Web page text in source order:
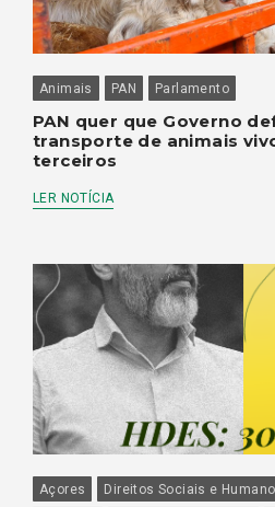
Animais PAN Parlamento
PAN quer que Governo
transporte de animais
terceiros
LER NOTÍCIA
Açores Direitos Sociais e